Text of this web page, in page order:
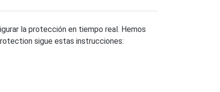
la protección en tiempo real. Hemos
sigue estas instrucciones: